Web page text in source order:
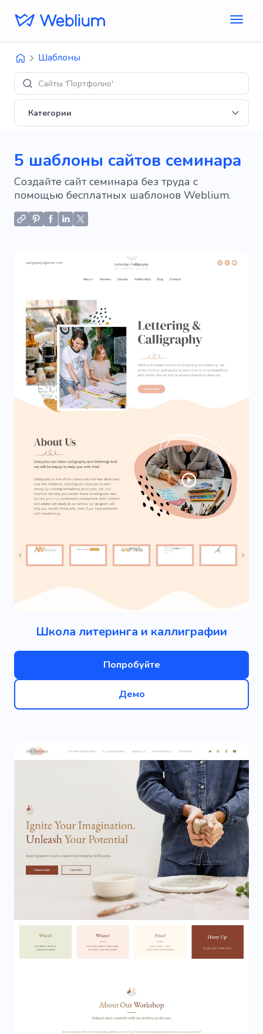
Шаблоны
Сайты 'Портфолио'
Категории
5 шаблоны сайтов семинара
Создайте сайт семинара без труда с
помощью бесплатных шаблонов Weblium.
Школа литеринга и каллиграфии
Попробуйте
Демо